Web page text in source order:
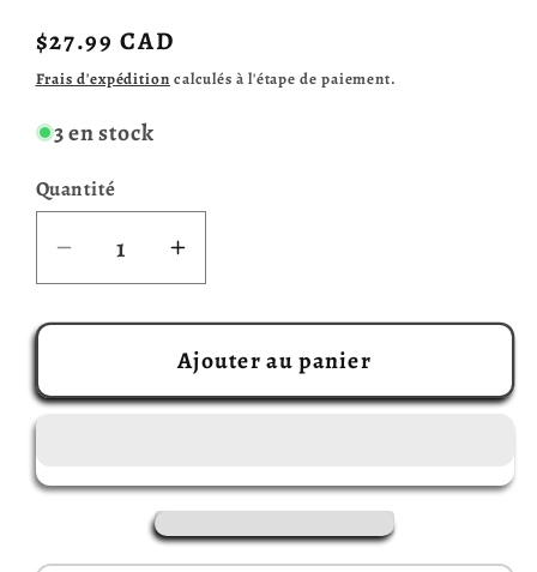
Prix
habituel
$27.99 CAD
Frais d'expédition calculés à l'étape de paiement.
3 en stock
Quantité
Réduire
la
quantité
EXIT
Oubliée
(Français)
Augmenter
la
quantité
de
EXIT
Oubliée
(Français)
Ajouter au panier